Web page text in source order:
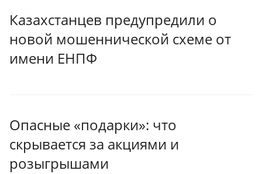
Казахстанцев предупредили о
новой мошеннической схеме от
имени ЕНПФ
Опасные «подарки»: что
скрывается за акциями и
розыгрышами